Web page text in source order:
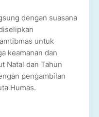
dengan suasana
untuk
keamanan dan
Natal dan Tahun
pengambilan
Humas.